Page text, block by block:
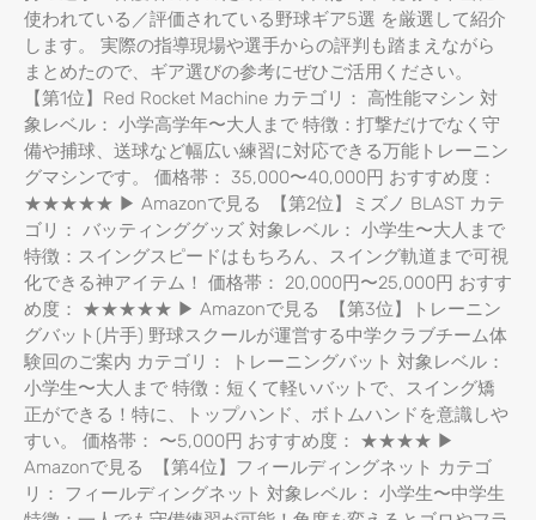
使われている／評価されている野球ギア5選 を厳選して紹介
します。 実際の指導現場や選手からの評判も踏まえながら
まとめたので、ギア選びの参考にぜひご活用ください。
【第1位】Red Rocket Machine カテゴリ： 高性能マシン 対
象レベル： 小学高学年〜大人まで 特徴：打撃だけでなく守
備や捕球、送球など幅広い練習に対応できる万能トレーニン
グマシンです。 価格帯： 35,000〜40,000円 おすすめ度：
★★★★★ ▶ Amazonで見る 【第2位】ミズノ BLAST カテ
ゴリ： バッティンググッズ 対象レベル： 小学生〜大人まで
特徴：スイングスピードはもちろん、スイング軌道まで可視
化できる神アイテム！ 価格帯： 20,000円〜25,000円 おすす
め度： ★★★★★ ▶ Amazonで見る 【第3位】トレーニン
グバット(片手) 野球スクールが運営する中学クラブチーム体
験回のご案内 カテゴリ： トレーニングバット 対象レベル：
小学生〜大人まで 特徴：短くて軽いバットで、スイング矯
正ができる！特に、トップハンド、ボトムハンドを意識しや
すい。 価格帯： 〜5,000円 おすすめ度： ★★★★ ▶
Amazonで見る 【第4位】フィールディングネット カテゴ
リ： フィールディングネット 対象レベル： 小学生〜中学生